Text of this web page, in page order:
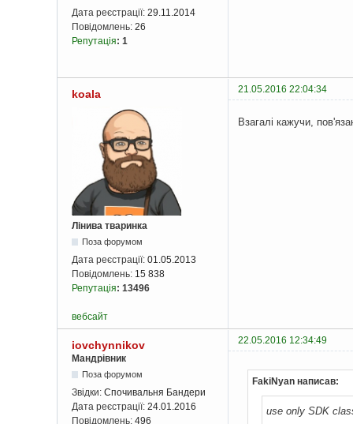
Дата реєстрації: 29.11.2014
Повідомлень: 26
Репутація: 1
koala 21.05.2016 22:04:34
Лінива тваринка
Поза форумом
Дата реєстрації: 01.05.2013
Повідомлень: 15 838
Репутація: 13496
Взагалі кажучи,
вебсайт
iovchynnikov
22.05.2016 12:34:49
Мандрівник
Поза форумом
Звідки: Спочивальня Бандери
Дата реєстрації: 24.01.2016
Повідомлень: 496
FakiNyan написав:
use only SDK